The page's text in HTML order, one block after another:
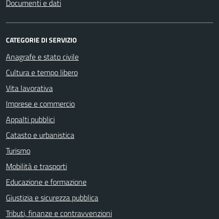
Documenti e dati
CATEGORIE DI SERVIZIO
Anagrafe e stato civile
Cultura e tempo libero
Vita lavorativa
Imprese e commercio
Appalti pubblici
Catasto e urbanistica
Turismo
Mobilità e trasporti
Educazione e formazione
Giustizia e sicurezza pubblica
Tributi, finanze e contravvenzioni